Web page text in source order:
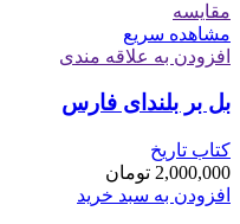
مقایسه
مشاهده سریع
افزودن به علاقه مندی
بل بر بلندای فارس
کتاب تاریخ
2,000,000 تومان
افزودن به سبد خرید